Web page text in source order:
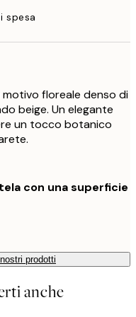
spesa
floreale denso di
beige. Un elegante
un tocco botanico
con una superficie
prodotti
anche